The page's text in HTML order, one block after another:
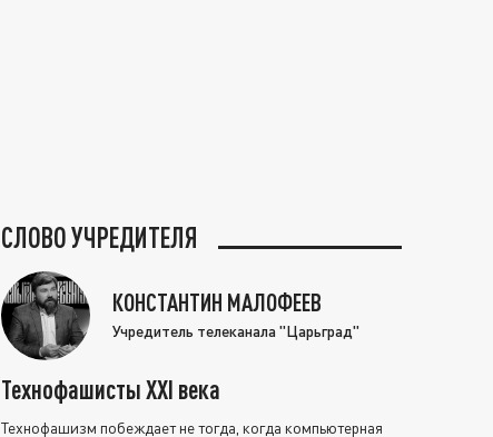
СЛОВО УЧРЕДИТЕЛЯ
КОНСТАНТИН МАЛОФЕЕВ
Учредитель телеканала "Царьград"
Технофашисты XXI века
Технофашизм побеждает не тогда, когда компьютерная